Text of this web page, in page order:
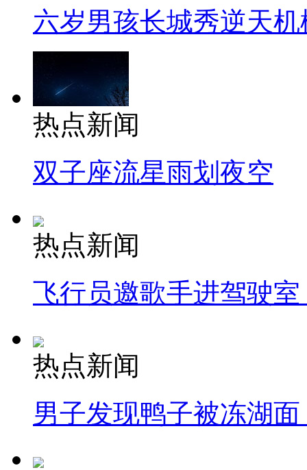
六岁男孩长城秀逆天机
热点新闻
双子座流星雨划夜空
热点新闻
飞行员邀歌手进驾驶
热点新闻
男子发现鸭子被冻湖